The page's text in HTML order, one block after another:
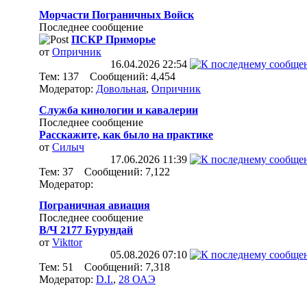
Морчасти Пограничных Войск
Последнее сообщение
ПСКР Приморье
от Опричник
16.04.2026 22:54
Тем: 137 Сообщений: 4,454
Модератор: Довольная, Опричник
Служба кинологии и кавалерии
Последнее сообщение
Расскажите, как было на практике
от Силыч
17.06.2026 11:39
Тем: 37 Сообщений: 7,122
Модератор:
Пограничная авиация
Последнее сообщение
В/Ч 2177 Бурундай
от Vikttor
05.08.2026 07:10
Тем: 51 Сообщений: 7,318
Модератор: D.I., 28 ОАЭ